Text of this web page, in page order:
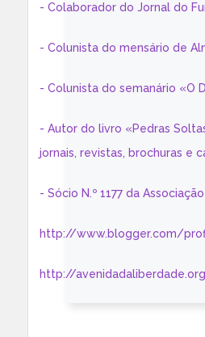
- Colaborador do Jornal do
- Colunista do mensário de
- Colunista do semanário «O
- Autor do livro «Pedras
jornais, revistas, brochuras e
- Sócio N.º 1177 da
http://www.blogger.com/
http://